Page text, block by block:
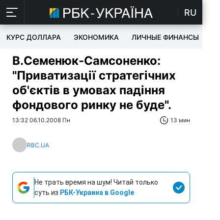
RU
КУРС ДОЛЛАРА ЭКОНОМИКА ЛИЧНЫЕ ФИНАНСЫ
В.Семенюк-Самсоненко:
"Приватизації стратегічних
об'єктів в умовах падіння
фондового ринку не буде".
13:32 06.10.2008 Пн 13 мин
RBC.UA
Не трать время на шум! Читай только
суть из РБК-Украина в Google